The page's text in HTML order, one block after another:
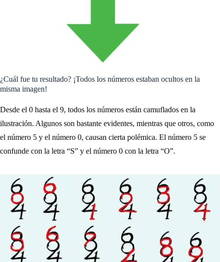
¿Cuál fue tu resultado? ¡Todos los números estaban ocultos en la
misma imagen!
Desde el 0 hasta el 9, todos los números están camuflados en la
ilustración. Algunos son bastante evidentes, mientras que otros, como
el número 5 y el número 0, causan cierta polémica. El número 5 se
confunde con la letra “S” y el número 0 con la letra “O”.